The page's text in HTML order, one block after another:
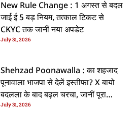
New Rule Change : 1 अगस्त से बदल
जाई ई 5 बड़ नियम, तत्काल टिकट से
CKYC तक जानीं नया अपडेट
July 31, 2026
Shehzad Poonawalla : का शहजाद
पूनावाला भाजपा से देलें इस्तीफा? X बायो
बदलला के बाद बढ़ल चरचा, जानीं पूरा
ममिला
July 31, 2026